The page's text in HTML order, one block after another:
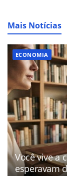
Mais Notícias
ECONOMIA
Você vive a
esperavam